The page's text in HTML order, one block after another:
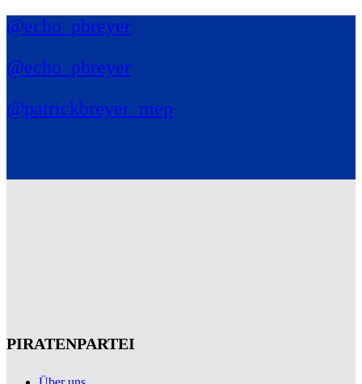
@echo_pbreyer
@echo_pbreyer
@patrickbreyer_mep
PIRATENPARTEI